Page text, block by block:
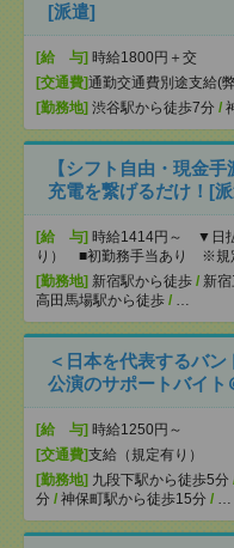
[派遣]
[給 与] 時給1800円＋交
[交通費]通勤交通費別途支給(
[勤務地] 渋谷駅から徒歩7分 /
【シフト自由・現金
充電を繋げるだけ！[
[給 与] 時給1414円～ ▼日
り） ■初勤務手当あり ※規
[勤務地] 新宿駅から徒歩 / 新
高田馬場駅から徒歩 / …
＜日本を代表するバ
公演のサポートバイ
[給 与] 時給1250円～
[交通費]支給（規定有り）
[勤務地] 九段下駅から徒歩5分
分 / 神保町駅から徒歩15分 / …